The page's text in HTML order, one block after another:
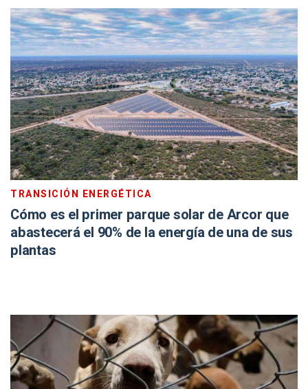
TRANSICIÓN ENERGÉTICA
Cómo es el primer parque solar de Arcor que
abastecerá el 90% de la energía de una de sus
plantas